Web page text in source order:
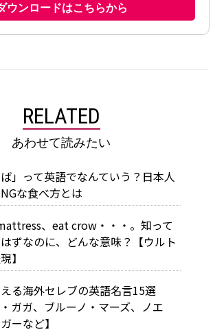
RELATED
あわせて読みたい
ば」って英語でなんていう？日本人
な食べ方とは
、eat crow・・・。知って
ずなのに、どんな意味？【ウルト
】
る海外セレブの英語名言15選
・ガガ、ブルーノ・マーズ、ノエ
ーなど】